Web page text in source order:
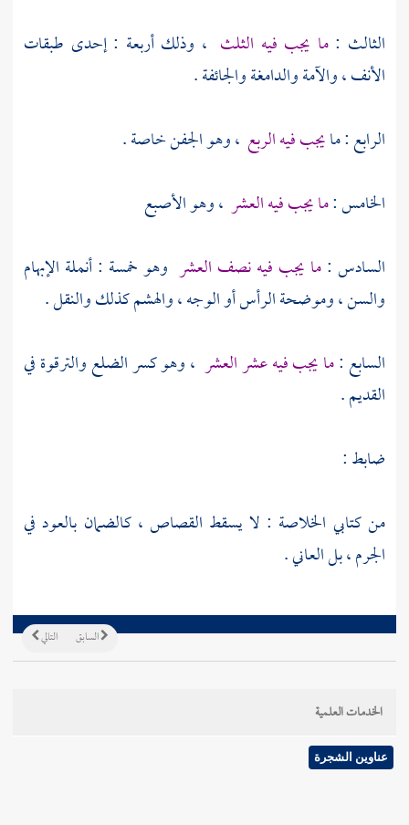
الثالث :ما يجب فيه الثلث ، وذلك أربعة : إحدى طبقات
الأنف ، والآمة والدامغة والجائفة .
الرابع : مايجب فيه الربع ، وهو الجفن خاصة .
الخامس :ما يجب فيه العشر ، وهو الأصبع
السادس :ما يجب فيه نصف العشر وهو خمسة : أنملة الإبهام
والسن ، وموضحة الرأس أو الوجه ، والهشم كذلك والنقل .
السابع :ما يجب فيه عشر العشر ، وهو كسر الضلع والترقوة في
القديم .
ضابط :
من كتابي الخلاصة : لا يسقط القصاص ، كالضمان بالعود في
الجرم ، بل العاني .
التالي السابق
الخدمات العلمية
عناوين الشجرة